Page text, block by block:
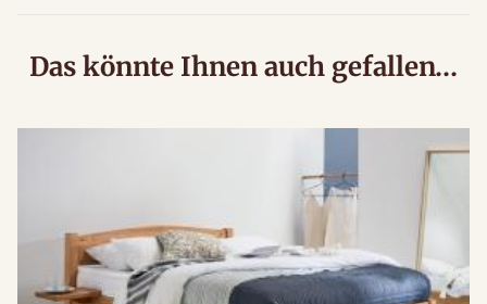
Das könnte Ihnen auch gefallen…